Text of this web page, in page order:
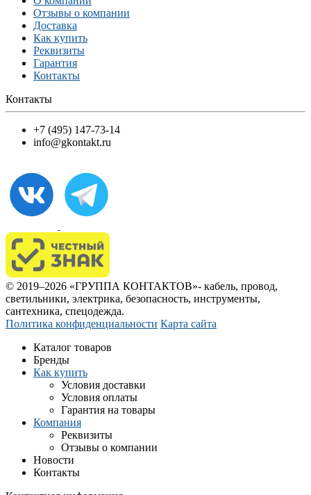
Отзывы о компании
Доставка
Как купить
Реквизиты
Гарантия
Контакты
Контакты
+7 (495) 147-73-14
info@gkontakt.ru
© 2019–2026 «ГРУППА КОНТАКТОВ»- кабель, провод,
светильники, электрика, безопасность, инструменты,
сантехника, спецодежда.
Политика конфиденциальности Карта сайта
Каталог товаров
Бренды
Как купить
Условия доставки
Условия оплаты
Гарантия на товары
Компания
Реквизиты
Отзывы о компании
Новости
Контакты